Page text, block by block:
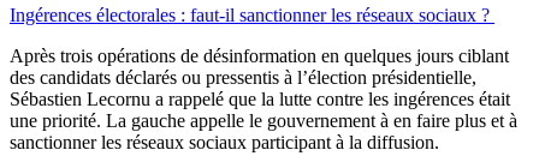
Ingérences électorales : faut-il sanctionner les réseaux sociaux ?
Après trois opérations de désinformation en quelques jours ciblant
des candidats déclarés ou pressentis à l’élection présidentielle,
Sébastien Lecornu a rappelé que la lutte contre les ingérences était
une priorité. La gauche appelle le gouvernement à en faire plus et à
sanctionner les réseaux sociaux participant à la diffusion.